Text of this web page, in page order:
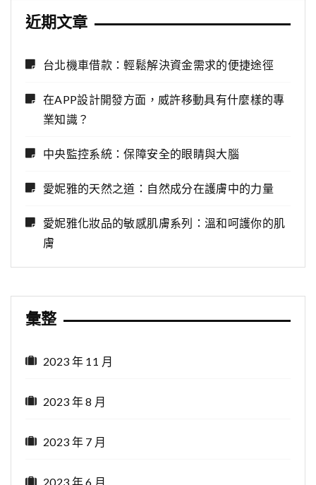
近期文章
台北機車借款：輕鬆解決資金需求的便捷途徑
在APP設計開發方面，威許移動具有什麼樣的專
業知識？
中央監控系統：保障安全的眼睛與大腦
愛妮雅的天然之道：自然成分在護膚中的力量
愛妮雅化妝品的敏感肌膚系列：溫和呵護你的肌
膚
彙整
2023 年 11 月
2023 年 8 月
2023 年 7 月
2023 年 6 月